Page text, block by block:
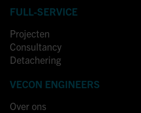
FULL-SERVICE
Projecten
Consultancy
Detachering
VECON ENGINEERS
Over ons